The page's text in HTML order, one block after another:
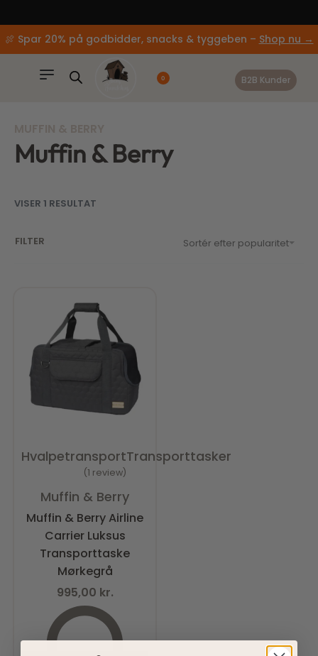
🍖 Spar 20% på godbidder, snacks & tyggeben – Shop nu →
0 B2B Kunder
Muffin & Berry
VISER 1 RESULTAT
Sortér efter popularitet
FILTER
HvalpetransportTransporttasker
1 review
Muffin & Berry
Muffin & Berry Airline
Carrier Luksus
Transporttaske
Mørkegrå
995,00 kr.